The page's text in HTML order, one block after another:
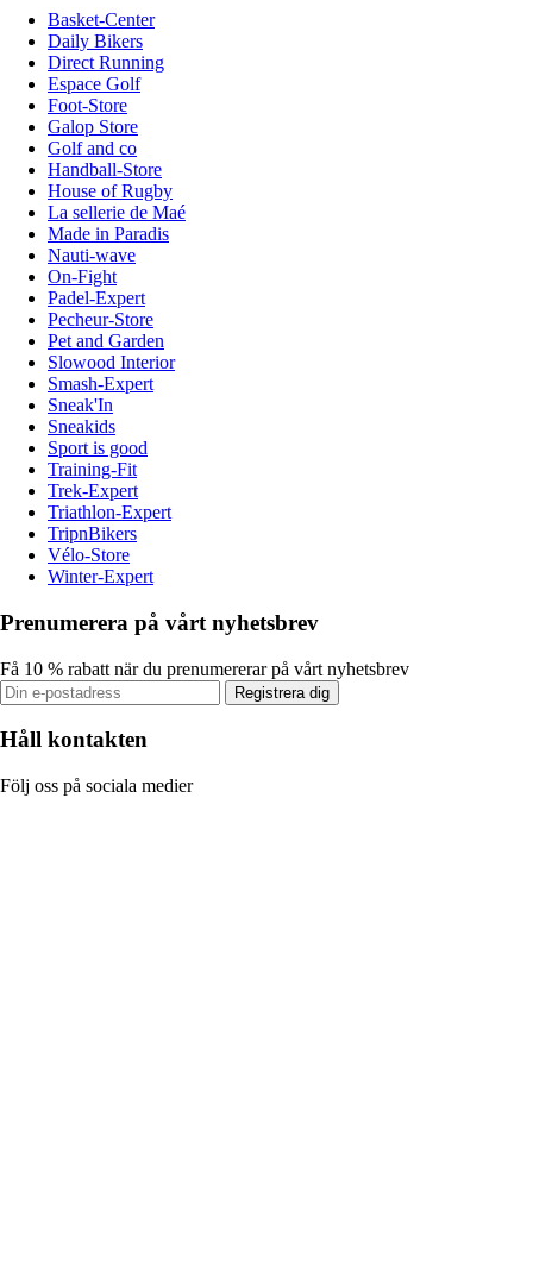
Basket-Center
Daily Bikers
Direct Running
Espace Golf
Foot-Store
Galop Store
Golf and co
Handball-Store
House of Rugby
La sellerie de Maé
Made in Paradis
Nauti-wave
On-Fight
Padel-Expert
Pecheur-Store
Pet and Garden
Slowood Interior
Smash-Expert
Sneak'In
Sneakids
Sport is good
Training-Fit
Trek-Expert
Triathlon-Expert
TripnBikers
Vélo-Store
Winter-Expert
Prenumerera på vårt nyhetsbrev
Få 10 % rabatt när du prenumererar på vårt nyhetsbrev
Registrera dig
Håll kontakten
Följ oss på sociala medier